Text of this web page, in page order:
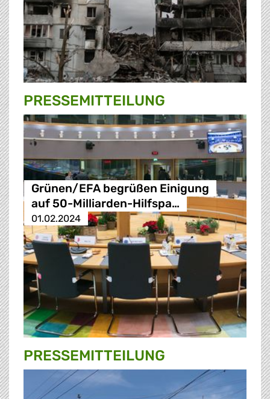
PRESSE­MITTEILUNG
Grünen/EFA begrüßen Einigung
auf 50-Milliarden-Hilfspa…
01.02.2024
PRESSE­MITTEILUNG